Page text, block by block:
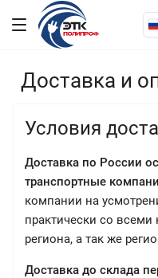
Доставка и
Условия
Доставка по России
транспортные
компании на
практически со
региона, а так же
Доставка до склада